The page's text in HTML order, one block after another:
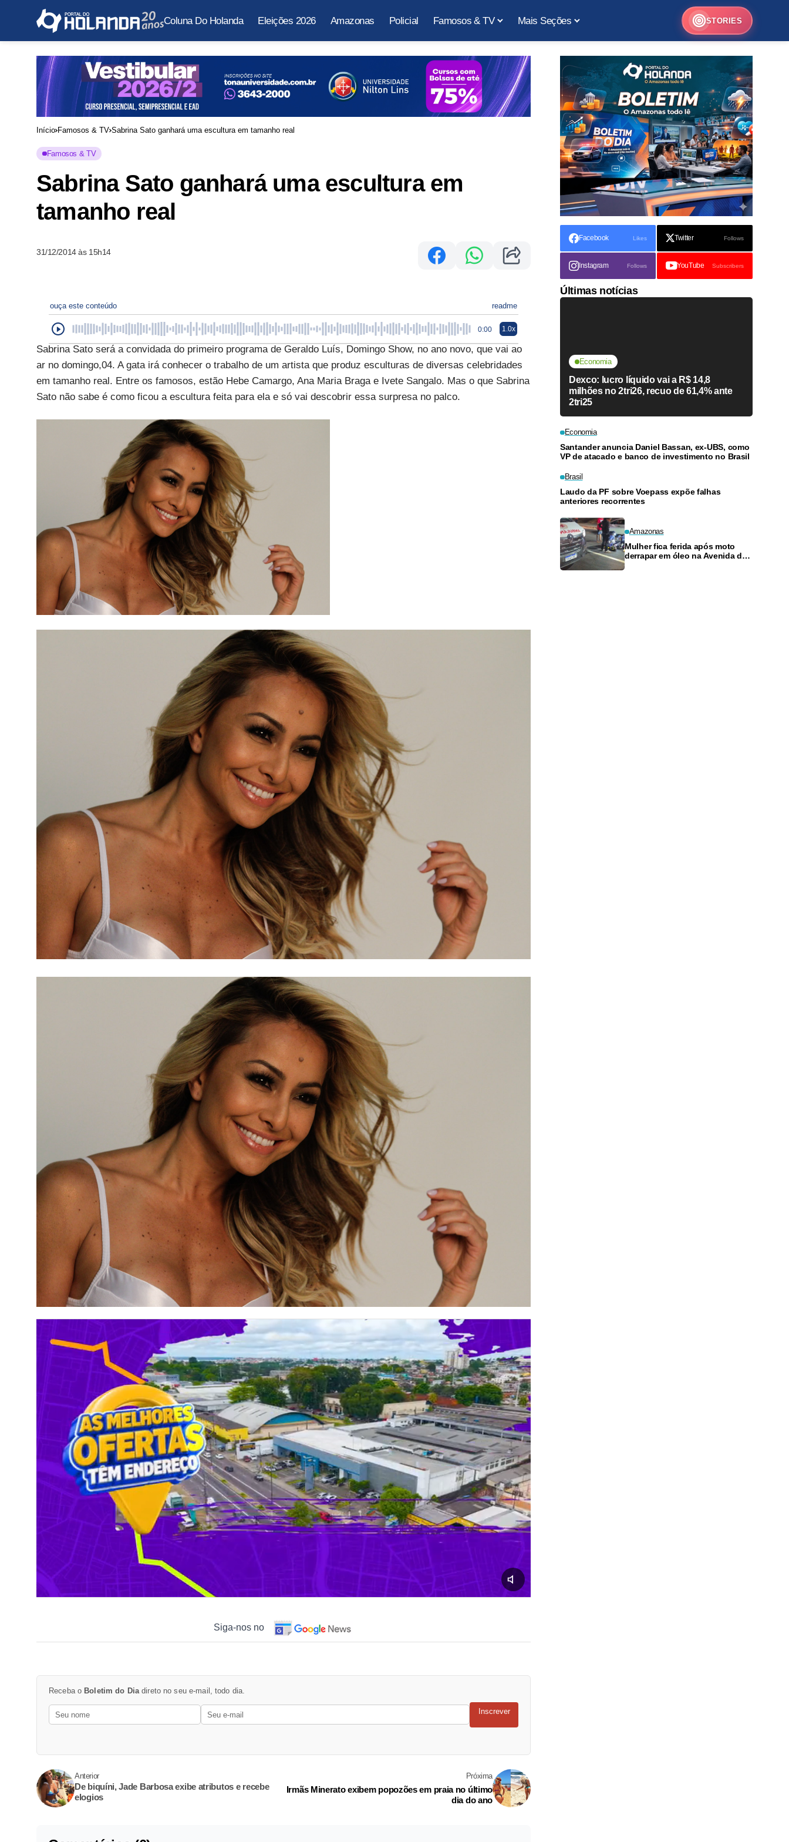
Coluna Do Holanda Eleições 2026 Amazonas Policial Famosos & TV Mais Seções STORIES
Início Famosos & TV Sabrina Sato ganhará uma escultura em tamanho real
Famosos & TV
Sabrina Sato ganhará uma escultura em
tamanho real
31/12/2014 às 15h14
ouça este conteúdo readme
0:00 1.0x
Sabrina Sato será a convidada do primeiro programa de Geraldo Luís, Domingo Show, no ano novo, que vai ao
ar no domingo,04. A gata irá conhecer o trabalho de um artista que produz esculturas de diversas celebridades
em tamanho real. Entre os famosos, estão Hebe Camargo, Ana Maria Braga e Ivete Sangalo. Mas o que Sabrina
Sato não sabe é como ficou a escultura feita para ela e só vai descobrir essa surpresa no palco.
Siga-nos no
Receba o Boletim do Diadireto no seu e-mail, todo dia.
Inscrever
Anterior
De biquíni, Jade Barbosa exibe atributos e recebe
elogios
Próxima
Irmãs Minerato exibem popozões em praia no último
dia do ano
Facebook Likes Twitter Follows
Instagram Follows YouTube Subscribers
Últimas notícias
Economia
Dexco: lucro líquido vai a R$ 14,8
milhões no 2tri26, recuo de 61,4% ante
2tri25
Economia
Santander anuncia Daniel Bassan, ex-UBS, como
VP de atacado e banco de investimento no Brasil
Brasil
Laudo da PF sobre Voepass expõe falhas
anteriores recorrentes
Amazonas
Mulher fica ferida após moto
derrapar em óleo na Avenida das